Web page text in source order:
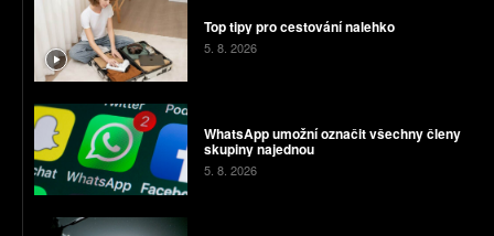
Top tipy pro cestování nalehko
5. 8. 2026
WhatsApp umožní označit všechny členy
skupiny najednou
5. 8. 2026